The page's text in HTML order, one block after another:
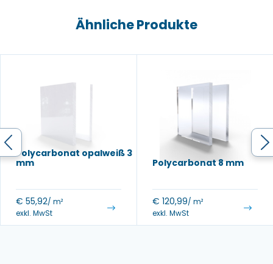
Ähnliche Produkte
Polycarbonat opalweiß 3
mm
€ 55,92/ m²
exkl. MwSt
Polycarbonat 8 mm
€ 120,99/ m²
exkl. MwSt